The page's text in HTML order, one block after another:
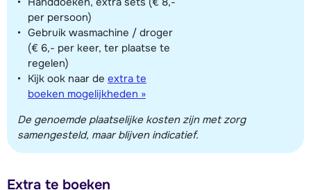
per persoon)
Gebruik wasmachine / droger
(€ 6,- per keer, ter plaatse te
regelen)
Kijk ook naar de extra te
boeken mogelijkheden »
De genoemde plaatselijke kosten zijn met zorg
samengesteld, maar blijven indicatief.
Extra te boeken